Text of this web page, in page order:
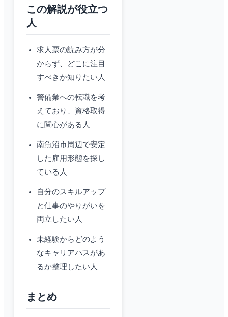
この解説が役立つ
人
求人票の読み方が分
からず、どこに注目
すべきか知りたい人
警備業への転職を考
えており、資格取得
に関心がある人
南魚沼市周辺で安定
した雇用形態を探し
ている人
自分のスキルアップ
と仕事のやりがいを
両立したい人
未経験からどのよう
なキャリアパスがあ
るか整理したい人
まとめ